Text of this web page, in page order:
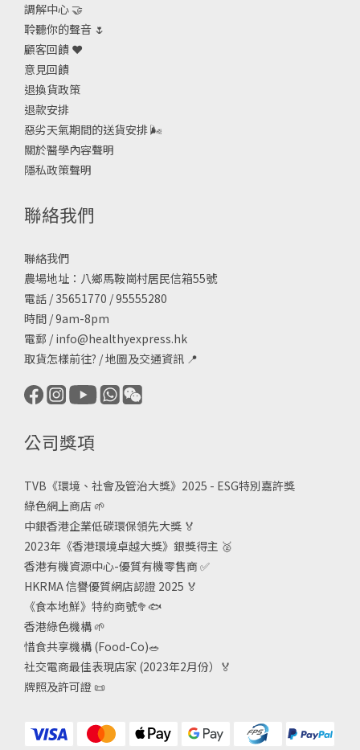
調解中心 🤝
聆聽你的聲音 🌷
顧客回饋 ❤️
意見回饋
退換貨政策
退款安排
惡劣天氣期間的送貨安排🌬
關於醫學內容聲明
隱私政策聲明
聯絡我們
聯絡我們
農場地址：八鄉馬鞍崗村居民信箱55號
電話 / 35651770 / 95555280
時間 / 9am-8pm
電郵 / info@healthyexpress.hk
取貨怎樣前往? /地圖及交通資訊 📍
公司獎項
TVB《環境、社會及管治大獎》2025 - ESG特別嘉許獎
綠色網上商店 🌱
中銀香港企業低碳環保領先大獎 🏅
2023年《香港環境卓越大獎》銀獎得主 🥈
香港有機資源中心-優質有機零售商✅
HKRMA 信譽優質網店認證 2025 🏅
《食本地鮮》特約商號🥦🐟
香港綠色機構 🌱
惜食共享機構 (Food-Co)🥗
社交電商最佳表現店家 (2023年2月份）🏅
牌照及許可證 📜